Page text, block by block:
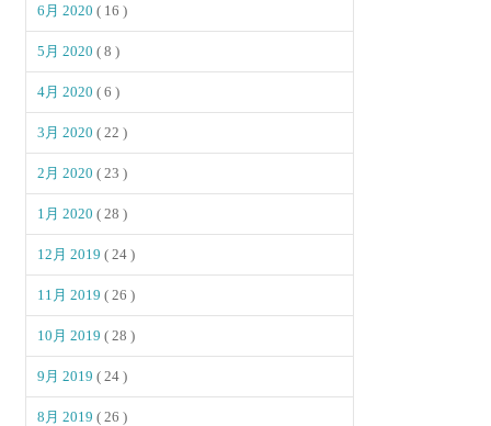
6月 2020( 16 )
5月 2020( 8 )
4月 2020( 6 )
3月 2020( 22 )
2月 2020( 23 )
1月 2020( 28 )
12月 2019( 24 )
11月 2019( 26 )
10月 2019( 28 )
9月 2019( 24 )
8月 2019( 26 )